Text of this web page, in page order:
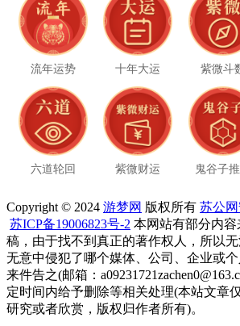
流年运势 十年大运 紫微斗
六道轮回 紫微财运 鬼谷子
Copyright © 2024 游梦网 版权所有 苏公网
苏ICP备19006823号-2 本网站有部分内
稿，由于找不到真正的著作权人，所以
无意中侵犯了哪个媒体、公司、企业或
来件告之(邮箱：
定时间内给予删除等相关处理(本站文章
研究或者欣赏，版权归作者所有)。